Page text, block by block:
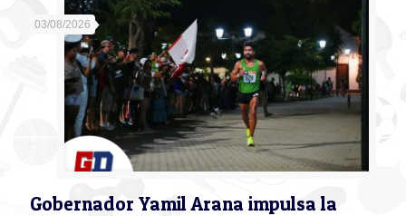
03/08/2026
Gobernador Yamil Arana impulsa la